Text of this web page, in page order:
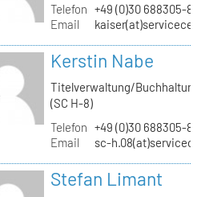
Telefon +49 (0)30 688305-
Email
Kerstin Nabe
Titelverwaltung/
(SC H-8)
Telefon +49 (0)30 688305-
Email
sc-
Stefan Limant